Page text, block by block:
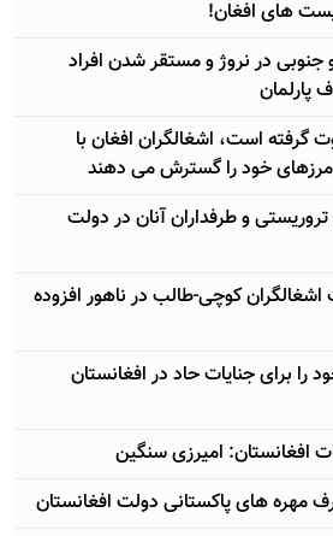
های افغان!
در نروژ و مستقر شدن افراد
پارلمان
گرفته است، اشغالگران افغان با
مرزهای خود را گسترش می دهند
و طرفداران آنان در دولت
اشغالگران کوچی-طالب در ناهور افزوده
برای جنایات حاد در افغانستان
افغانستان: امیرزی سنگین
مهره های پاکستانی دولت افغانستان